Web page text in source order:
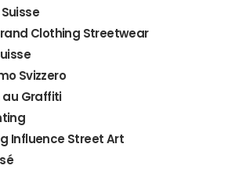
Clothing Streetwear
Svizzero
Graffiti
Influence Street Art